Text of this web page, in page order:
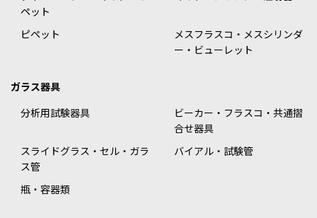
ペット
ピペット
メスフラスコ・メスシリンダ
ー・ビューレット
ガラス器具
分析用試験器具
ビーカー・フラスコ・共通摺
合せ器具
スライドグラス・セル・ガラ
ス管
バイアル・試験管
瓶・容器類